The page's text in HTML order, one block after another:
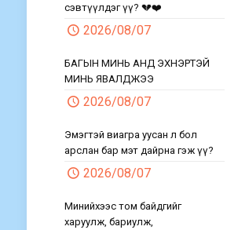
сэвтүүлдэг үү? 💔❤️
2026/08/07
БАГЫН МИНЬ АНД ЭХНЭРТЭЙ
МИНЬ ЯВАЛДЖЭЭ
2026/08/07
Эмэгтэй виагра уусан л бол
арслан бар мэт дайрна гэж үү?
2026/08/07
Минийхээс том байдгийг
харуулж, бариулж,